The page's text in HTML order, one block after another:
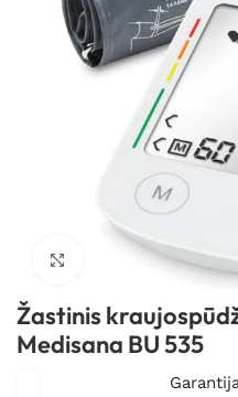
Spustelėkite, kad
Žastinis
Medisana BU 535